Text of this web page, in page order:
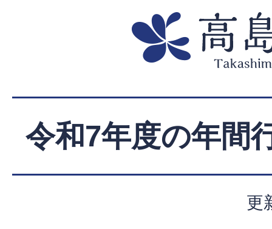
令和7年度の年間
更